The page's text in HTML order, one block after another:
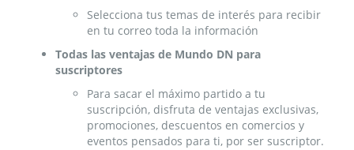
Selecciona tus temas de interés para recibir
en tu correo toda la información
Todas las ventajas de Mundo DN para
suscriptores
Para sacar el máximo partido a tu
suscripción, disfruta de ventajas exclusivas,
promociones, descuentos en comercios y
eventos pensados para ti, por ser suscriptor.